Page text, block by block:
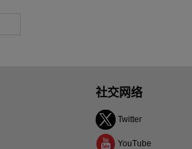
社交网络
Twitter
YouTube